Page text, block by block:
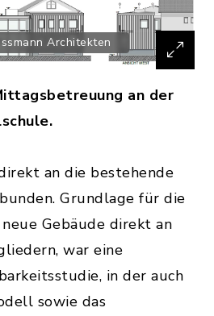
Architekten
an der
an die bestehende
Grundlage für die
Gebäude direkt an
war eine
in der auch
sowie das